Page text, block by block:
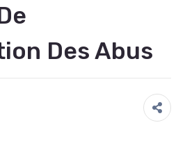
Des Abus